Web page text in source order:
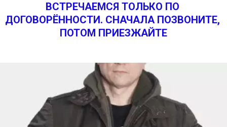
ВСТРЕЧАЕМСЯ ТОЛЬКО ПО
ДОГОВОРЁННОСТИ. СНАЧАЛА ПОЗВОНИТЕ,
ПОТОМ ПРИЕЗЖАЙТЕ